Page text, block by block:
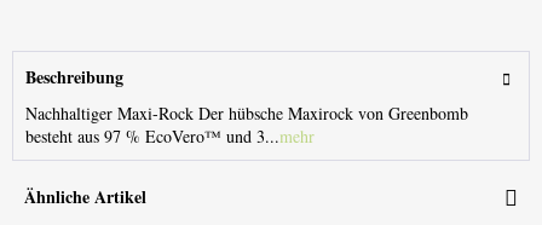
Beschreibung
Nachhaltiger Maxi-Rock Der hübsche Maxirock von Greenbomb
besteht aus 97 % EcoVero™ und 3...mehr
Ähnliche Artikel